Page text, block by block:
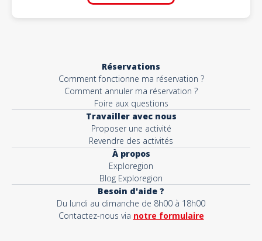
Réservations
Comment fonctionne ma réservation ?
Comment annuler ma réservation ?
Foire aux questions
Travailler avec nous
Proposer une activité
Revendre des activités
À propos
Exploregion
Blog Exploregion
Besoin d'aide ?
Du lundi au dimanche de 8h00 à 18h00
Contactez-nous via notre formulaire